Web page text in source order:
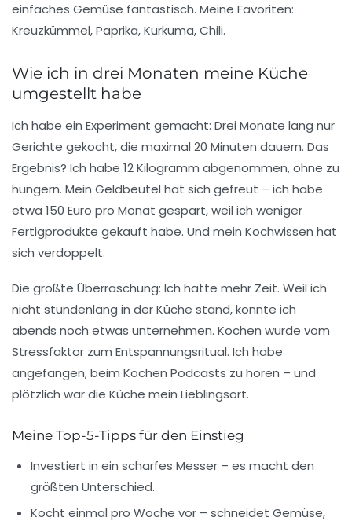
einfaches Gemüse fantastisch. Meine Favoriten:
Kreuzkümmel, Paprika, Kurkuma, Chili.
Wie ich in drei Monaten meine Küche
umgestellt habe
Ich habe ein Experiment gemacht: Drei Monate lang nur
Gerichte gekocht, die maximal 20 Minuten dauern. Das
Ergebnis? Ich habe 12 Kilogramm abgenommen, ohne zu
hungern. Mein Geldbeutel hat sich gefreut – ich habe
etwa 150 Euro pro Monat gespart, weil ich weniger
Fertigprodukte gekauft habe. Und mein Kochwissen hat
sich verdoppelt.
Die größte Überraschung: Ich hatte mehr Zeit. Weil ich
nicht stundenlang in der Küche stand, konnte ich
abends noch etwas unternehmen. Kochen wurde vom
Stressfaktor zum Entspannungsritual. Ich habe
angefangen, beim Kochen Podcasts zu hören – und
plötzlich war die Küche mein Lieblingsort.
Meine Top-5-Tipps für den Einstieg
Investiert in ein scharfes Messer – es macht den
größten Unterschied.
Kocht einmal pro Woche vor – schneidet Gemüse,